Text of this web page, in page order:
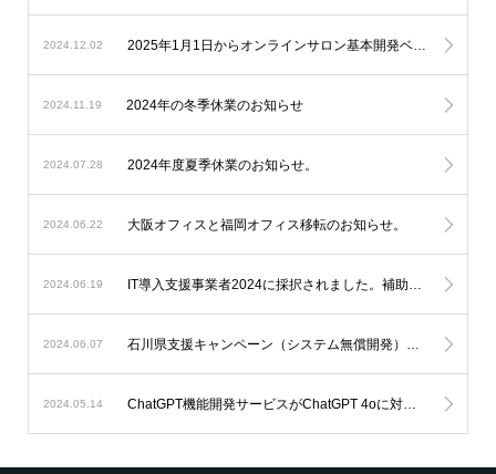
2024.12.02 2025年1月1日からオンラインサロン基本開発ベースシステムの料金改定を実施します。
2024.11.19 2024年の冬季休業のお知らせ
2024.07.28 2024年度夏季休業のお知らせ。
2024.06.22 大阪オフィスと福岡オフィス移転のお知らせ。
2024.06.19 IT導入支援事業者2024に採択されました。補助金を利用したオンラインサロン開発が可能になります。
2024.06.07 石川県支援キャンペーン（システム無償開発）延長のお知らせ。
2024.05.14 ChatGPT機能開発サービスがChatGPT 4oに対応します。